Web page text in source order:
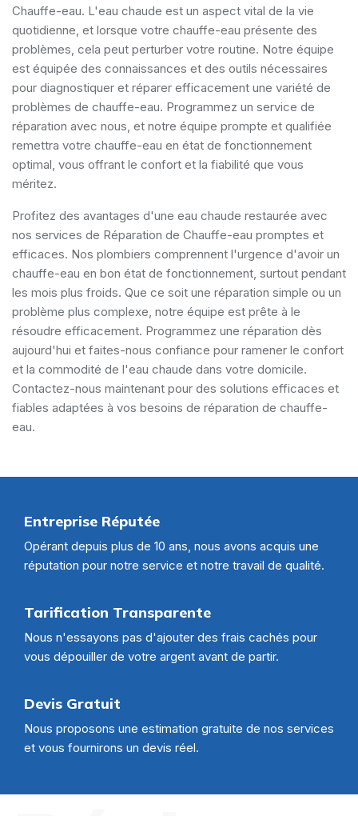
Chauffe-eau. L'eau chaude est un aspect vital de la vie
quotidienne, et lorsque votre chauffe-eau présente des
problèmes, cela peut perturber votre routine. Notre équipe
est équipée des connaissances et des outils nécessaires
pour diagnostiquer et réparer efficacement une variété de
problèmes de chauffe-eau. Programmez un service de
réparation avec nous, et notre équipe prompte et qualifiée
remettra votre chauffe-eau en état de fonctionnement
optimal, vous offrant le confort et la fiabilité que vous
méritez.
Profitez des avantages d'une eau chaude restaurée avec
nos services de Réparation de Chauffe-eau promptes et
efficaces. Nos plombiers comprennent l'urgence d'avoir un
chauffe-eau en bon état de fonctionnement, surtout pendant
les mois plus froids. Que ce soit une réparation simple ou un
problème plus complexe, notre équipe est prête à le
résoudre efficacement. Programmez une réparation dès
aujourd'hui et faites-nous confiance pour ramener le confort
et la commodité de l'eau chaude dans votre domicile.
Contactez-nous maintenant pour des solutions efficaces et
fiables adaptées à vos besoins de réparation de chauffe-
eau.
Entreprise Réputée
Opérant depuis plus de 10 ans, nous avons acquis une
réputation pour notre service et notre travail de qualité.
Tarification Transparente
Nous n'essayons pas d'ajouter des frais cachés pour
vous dépouiller de votre argent avant de partir.
Devis Gratuit
Nous proposons une estimation gratuite de nos services
et vous fournirons un devis réel.